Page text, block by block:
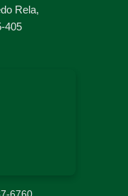
Rela,
405